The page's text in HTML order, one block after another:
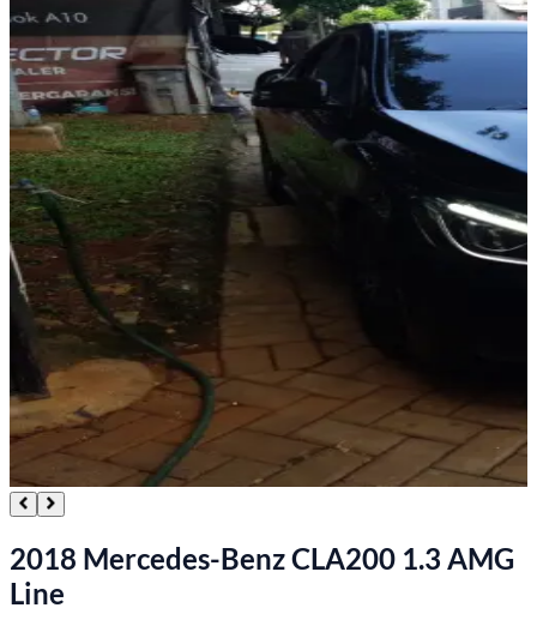
2018 Mercedes-Benz CLA200 1.3 AMG
Line